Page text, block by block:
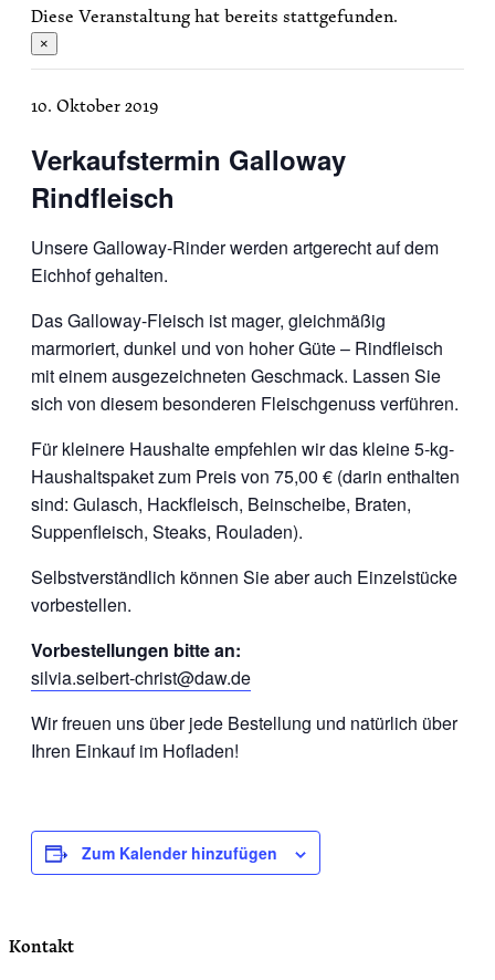
Diese Veranstaltung hat bereits stattgefunden.
×
10. Oktober 2019
Verkaufstermin Galloway
Rindfleisch
Unsere Galloway-Rinder werden artgerecht auf dem
Eichhof gehalten.
Das Galloway-Fleisch ist mager, gleichmäßig
marmoriert, dunkel und von hoher Güte – Rindfleisch
mit einem ausgezeichneten Geschmack. Lassen Sie
sich von diesem besonderen Fleischgenuss verführen.
Für kleinere Haushalte empfehlen wir das kleine 5-kg-
Haushaltspaket zum Preis von 75,00 € (darin enthalten
sind: Gulasch, Hackfleisch, Beinscheibe, Braten,
Suppenfleisch, Steaks, Rouladen).
Selbstverständlich können Sie aber auch Einzelstücke
vorbestellen.
Vorbestellungen bitte an:
silvia.seibert-christ@daw.de
Wir freuen uns über jede Bestellung und natürlich über
Ihren Einkauf im Hofladen!
Zum Kalender hinzufügen
Kontakt